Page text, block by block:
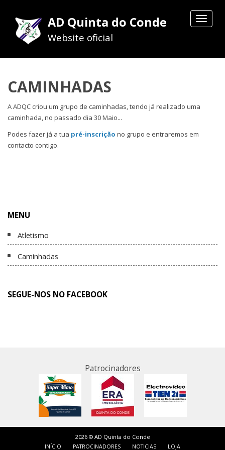
Toggle
AD Quinta do Conde
Website oficial
CAMINHADAS
A ADQC criou um grupo de caminhadas, tendo já realizado uma
caminhada, no passado dia 30 Maio...
Podes fazer já a tua pré-inscrição no grupo e entraremos em
contacto contigo.
MENU
Atletismo
Caminhadas
SEGUE-NOS NO FACEBOOK
Patrocinadores
2026 © AD Quinta do Conde
INÍCIO PATROCINADORES NOTICIAS LOJA